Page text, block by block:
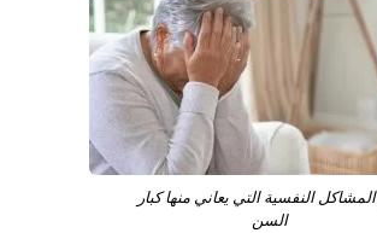
النفسية التي يعاني منها كبار
السن